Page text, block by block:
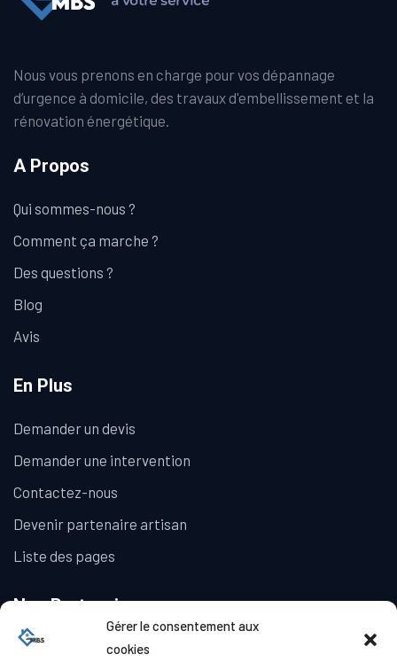
Gérer le consentement aux
cookies
Nous vous prenons en charge pour vos dépannage
d’urgence à domicile, des travaux d'embellissement et la
rénovation énergétique.
A Propos
Qui sommes-nous ?
Comment ça marche ?
Des questions ?
Blog
Avis
En Plus
Demander un devis
Demander une intervention
Contactez-nous
Devenir partenaire artisan
Liste des pages
Nos Partenaires
La Galerie Immobilière